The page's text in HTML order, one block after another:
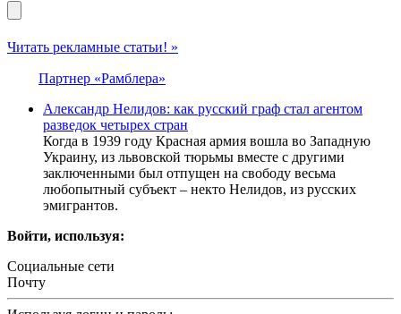
Читать рекламные статьи! »
Партнер «Рамблера»
Александр Нелидов: как русский граф стал агентом
разведок четырех стран
Когда в 1939 году Красная армия вошла во Западную
Украину, из львовской тюрьмы вместе с другими
заключенными был отпущен на свободу весьма
любопытный субъект – некто Нелидов, из русских
эмигрантов.
Войти, используя:
Социальные сети
Почту